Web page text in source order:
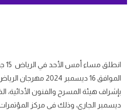
الموافق 16 ديسمبر
ديسمبر الجاري، وذلك في مركز